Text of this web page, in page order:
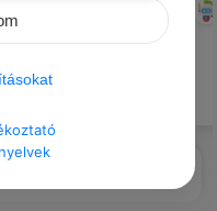
CHATGPT
Érd el, hogy minden nap egy